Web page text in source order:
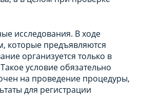
исследования. В ходе
которые предъявляются
организуется только в
условие обязательно
на проведение процедуры,
для регистрации